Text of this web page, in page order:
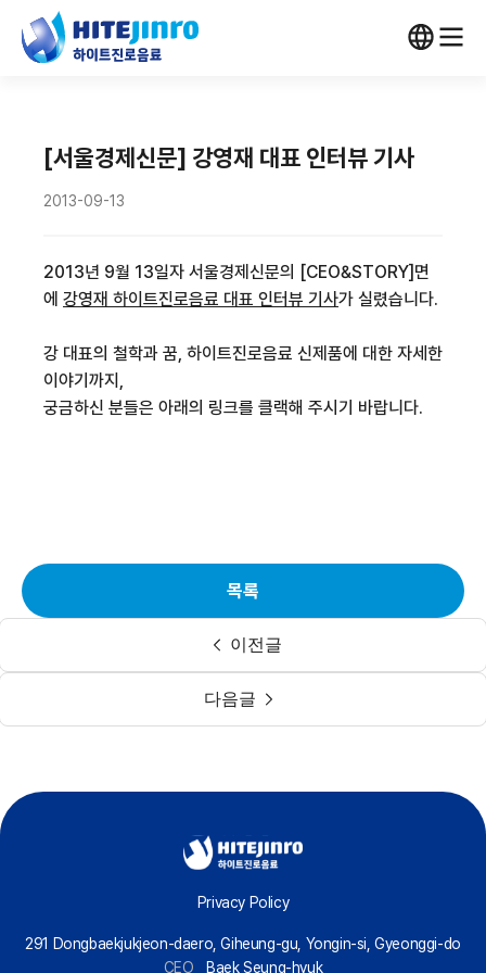
[서울경제신문] 강영재 대표 인터뷰 기사
2013-09-13
2013년 9월 13일자 서울경제신문의 [CEO&STORY]면
에 강영재 하이트진로음료 대표 인터뷰 기사가 실렸습니다.
강 대표의 철학과 꿈, 하이트진로음료 신제품에 대한 자세한
이야기까지,
궁금하신 분들은 아래의 링크를 클랙해 주시기 바랍니다.
이전글
목록
다음글
Privacy Policy
291 Dongbaekjukjeon-daero, Giheung-gu, Yongin-si, Gyeonggi-do
CEO
Baek Seung-hyuk